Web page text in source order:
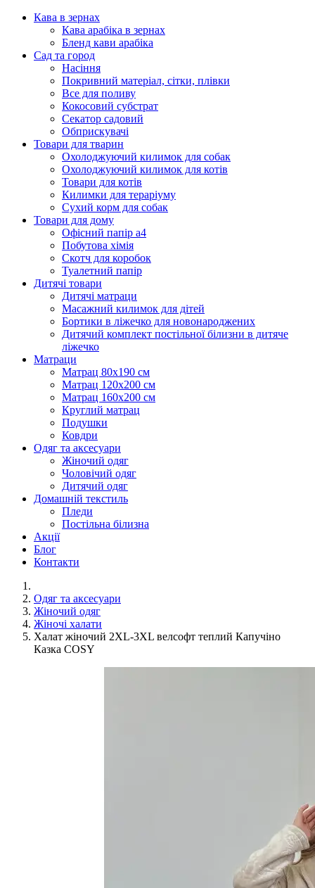
Кава в зернах
Кава арабіка в зернах
Бленд кави арабіка
Сад та город
Насіння
Покривний матеріал, сітки, плівки
Все для поливу
Кокосовий субстрат
Секатор садовий
Обприскувачі
Товари для тварин
Охолоджуючий килимок для собак
Охолоджуючий килимок для котів
Товари для котів
Килимки для тераріуму
Сухий корм для собак
Товари для дому
Офісний папір а4
Побутова хімія
Скотч для коробок
Туалетний папір
Дитячі товари
Дитячі матраци
Масажний килимок для дітей
Бортики в ліжечко для новонароджених
Дитячий комплект постільної білизни в дитяче
ліжечко
Матраци
Матрац 80х190 см
Матрац 120х200 см
Матрац 160х200 см
Круглий матрац
Подушки
Ковдри
Одяг та аксесуари
Жіночий одяг
Чоловічий одяг
Дитячий одяг
Домашній текстиль
Пледи
Постільна білизна
Акції
Блог
Контакти
Одяг та аксесуари
Жіночий одяг
Жіночі халати
Халат жіночий 2XL-3XL велсофт теплий Капучіно
Казка COSY